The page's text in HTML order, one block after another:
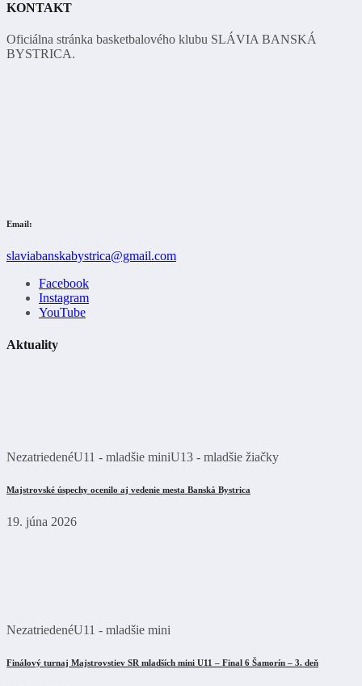
KONTAKT
Oficiálna stránka basketbalového klubu SLÁVIA BANSKÁ
BYSTRICA.
Email:
slaviabanskabystrica@gmail.com
Facebook
Instagram
YouTube
Aktuality
NezatriedenéU11 - mladšie miniU13 - mladšie žiačky
Majstrovské úspechy ocenilo aj vedenie mesta Banská Bystrica
19. júna 2026
NezatriedenéU11 - mladšie mini
Finálový turnaj Majstrovstiev SR mladších mini U11 – Final 6 Šamorín – 3. deň